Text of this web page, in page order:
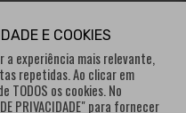
do “Produto do
atribuído por
E COOKIES
a experiência mais relevante,
repetidas. Ao clicar em
TODOS os cookies. No
PRIVACIDADE" para fornecer